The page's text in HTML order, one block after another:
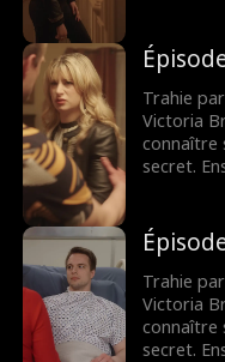
trouver
Trahie
Victoria
connaître
secret.
trouver
Trahie
Victoria
connaître
secret.